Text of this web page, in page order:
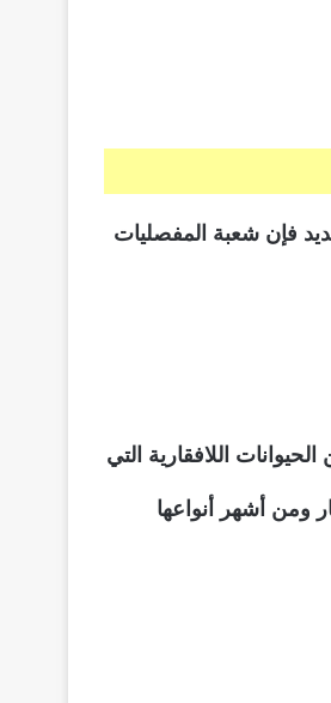
فإن شعبة المفصليات
اللافقارية التي
ومن أشهر أنواعها